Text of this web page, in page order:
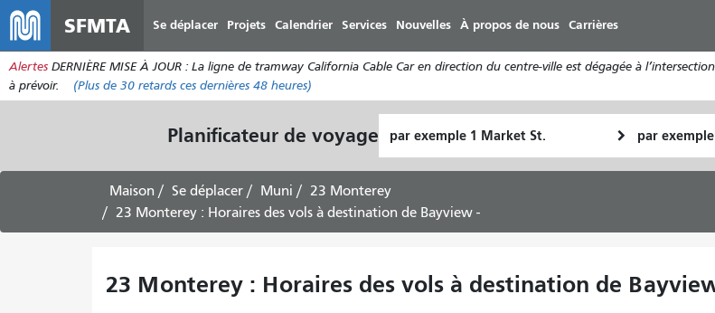
au
contenu
principal
SFMTA Se déplacer Projets Calendrier Services Nouvelles À propos de nous Carrières
Alertes DERNIÈRE MISE À JOUR : La ligne de tramway California Cable Car en direction du centre-ville est dégagée à
à prévoir.
(Plus de 30 retards ces dernières 48 heures)
Planificateur de voyage de
départ
final
Maison Se déplacer Muni
23 Monterey
23 Monterey : Horaires des vols à destination de Bayview -
23 Monterey : Horaires des vols à destination de